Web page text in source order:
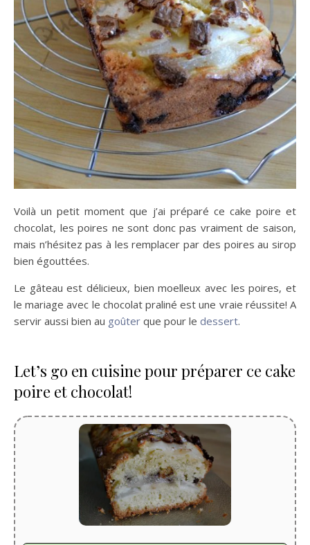
Voilà un petit moment que j’ai préparé ce cake poire et
chocolat, les poires ne sont donc pas vraiment de saison,
mais n’hésitez pas à les remplacer par des poires au sirop
bien égouttées.
Le gâteau est délicieux, bien moelleux avec les poires, et
le mariage avec le chocolat praliné est une vraie réussite! A
servir aussi bien au goûter que pour le dessert.
Let’s go en cuisine pour préparer ce cake
poire et chocolat!